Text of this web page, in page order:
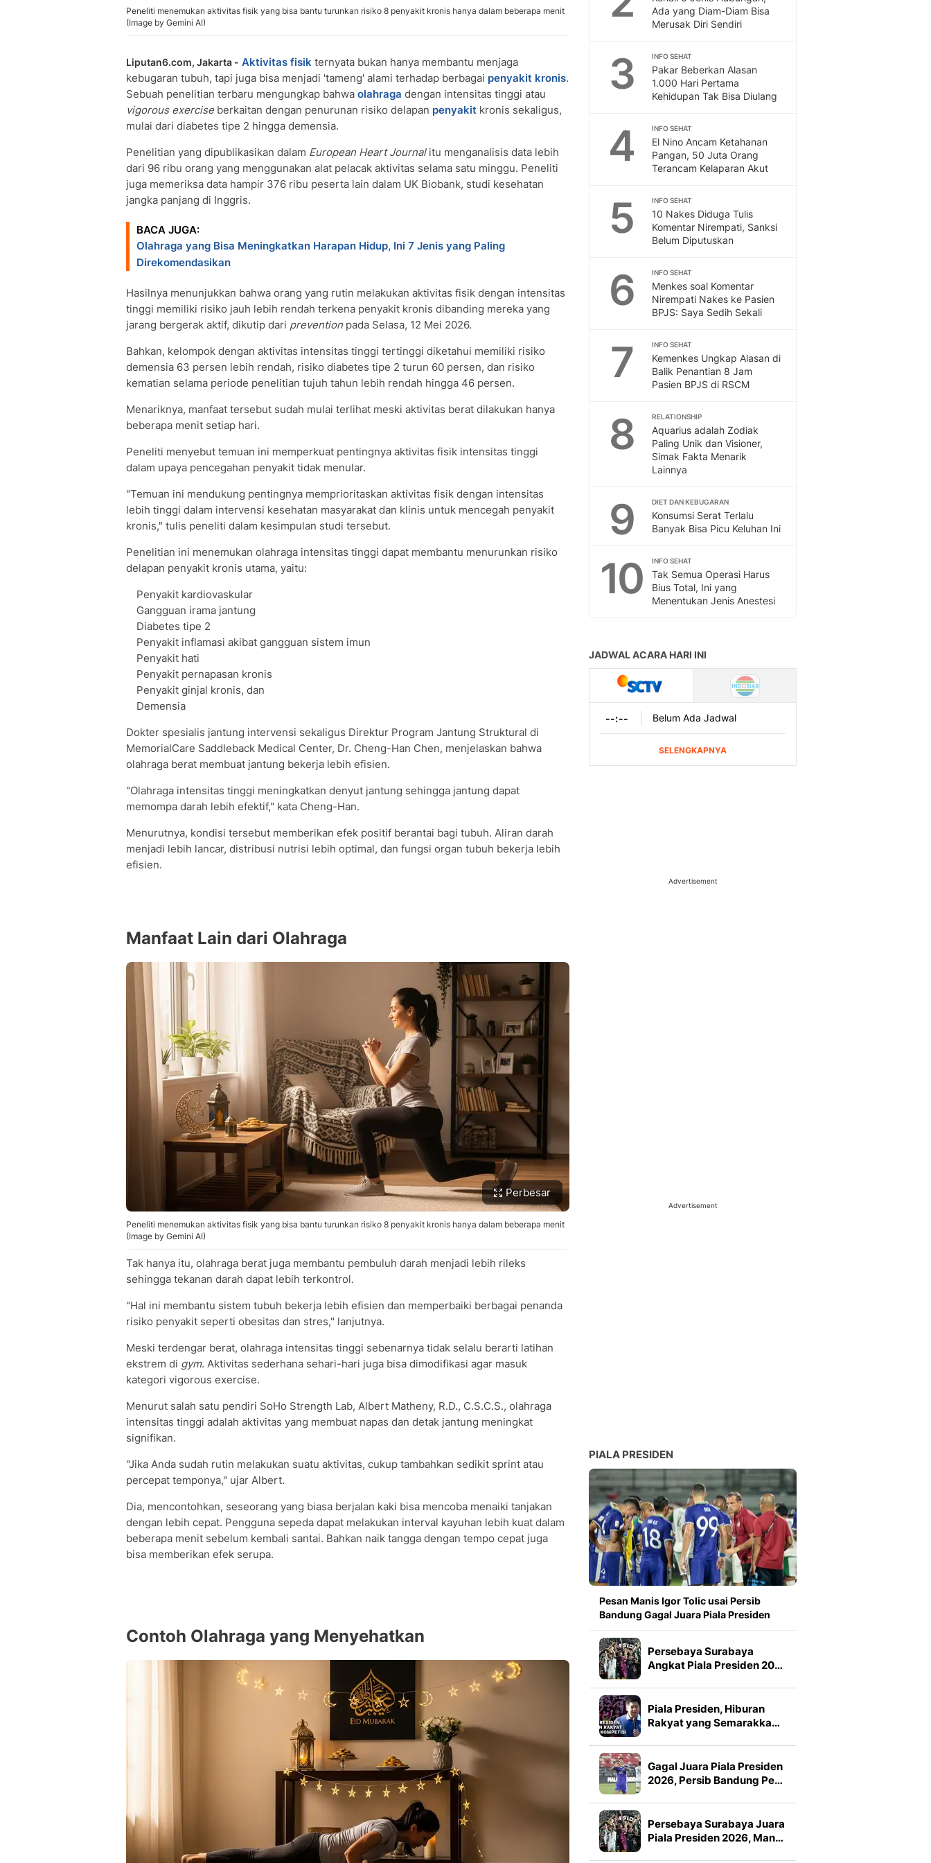
Peneliti menemukan aktivitas fisik yang bisa bantu turunkan risiko 8 penyakit kronis hanya dalam beberapa menit
(Image by Gemini AI)
Liputan6.com, Jakarta - Aktivitas fisik ternyata bukan hanya membantu menjaga
kebugaran tubuh, tapi juga bisa menjadi 'tameng' alami terhadap berbagai penyakit kronis.
Sebuah penelitian terbaru mengungkap bahwa olahraga dengan intensitas tinggi atau
vigorous exerciseberkaitan dengan penurunan risiko delapan penyakit kronis sekaligus,
mulai dari diabetes tipe 2 hingga demensia.
Penelitian yang dipublikasikan dalam European Heart Journalitu menganalisis data lebih
dari 96 ribu orang yang menggunakan alat pelacak aktivitas selama satu minggu. Peneliti
juga memeriksa data hampir 376 ribu peserta lain dalam UK Biobank, studi kesehatan
jangka panjang di Inggris.
BACA JUGA:
Olahraga yang Bisa Meningkatkan Harapan Hidup, Ini 7 Jenis yang Paling
Direkomendasikan
Hasilnya menunjukkan bahwa orang yang rutin melakukan aktivitas fisik dengan intensitas
tinggi memiliki risiko jauh lebih rendah terkena penyakit kronis dibanding mereka yang
jarang bergerak aktif, dikutip dari prevention pada Selasa, 12 Mei 2026.
Bahkan, kelompok dengan aktivitas intensitas tinggi tertinggi diketahui memiliki risiko
demensia 63 persen lebih rendah, risiko diabetes tipe 2 turun 60 persen, dan risiko
kematian selama periode penelitian tujuh tahun lebih rendah hingga 46 persen.
Menariknya, manfaat tersebut sudah mulai terlihat meski aktivitas berat dilakukan hanya
beberapa menit setiap hari.
Peneliti menyebut temuan ini memperkuat pentingnya aktivitas fisik intensitas tinggi
dalam upaya pencegahan penyakit tidak menular.
"Temuan ini mendukung pentingnya memprioritaskan aktivitas fisik dengan intensitas
lebih tinggi dalam intervensi kesehatan masyarakat dan klinis untuk mencegah penyakit
kronis," tulis peneliti dalam kesimpulan studi tersebut.
Penelitian ini menemukan olahraga intensitas tinggi dapat membantu menurunkan risiko
delapan penyakit kronis utama, yaitu:
Penyakit kardiovaskular
Gangguan irama jantung
Diabetes tipe 2
Penyakit inflamasi akibat gangguan sistem imun
Penyakit hati
Penyakit pernapasan kronis
Penyakit ginjal kronis, dan
Demensia
Dokter spesialis jantung intervensi sekaligus Direktur Program Jantung Struktural di
MemorialCare Saddleback Medical Center, Dr. Cheng-Han Chen, menjelaskan bahwa
olahraga berat membuat jantung bekerja lebih efisien.
"Olahraga intensitas tinggi meningkatkan denyut jantung sehingga jantung dapat
memompa darah lebih efektif," kata Cheng-Han.
Menurutnya, kondisi tersebut memberikan efek positif berantai bagi tubuh. Aliran darah
menjadi lebih lancar, distribusi nutrisi lebih optimal, dan fungsi organ tubuh bekerja lebih
efisien.
Manfaat Lain dari Olahraga
Perbesar
Peneliti menemukan aktivitas fisik yang bisa bantu turunkan risiko 8 penyakit kronis hanya dalam beberapa menit
(Image by Gemini AI)
Tak hanya itu, olahraga berat juga membantu pembuluh darah menjadi lebih rileks
sehingga tekanan darah dapat lebih terkontrol.
"Hal ini membantu sistem tubuh bekerja lebih efisien dan memperbaiki berbagai penanda
risiko penyakit seperti obesitas dan stres," lanjutnya.
Meski terdengar berat, olahraga intensitas tinggi sebenarnya tidak selalu berarti latihan
ekstrem di gym. Aktivitas sederhana sehari-hari juga bisa dimodifikasi agar masuk
kategori vigorous exercise.
Menurut salah satu pendiri SoHo Strength Lab, Albert Matheny, R.D., C.S.C.S., olahraga
intensitas tinggi adalah aktivitas yang membuat napas dan detak jantung meningkat
signifikan.
"Jika Anda sudah rutin melakukan suatu aktivitas, cukup tambahkan sedikit sprint atau
percepat temponya," ujar Albert.
Dia, mencontohkan, seseorang yang biasa berjalan kaki bisa mencoba menaiki tanjakan
dengan lebih cepat. Pengguna sepeda dapat melakukan interval kayuhan lebih kuat dalam
beberapa menit sebelum kembali santai. Bahkan naik tangga dengan tempo cepat juga
bisa memberikan efek serupa.
Contoh Olahraga yang Menyehatkan
Ada yang Diam-Diam Bisa
Merusak Diri Sendiri
3 INFO SEHAT
Pakar Beberkan Alasan
1.000 Hari Pertama
Kehidupan Tak Bisa Diulang
4 INFO SEHAT
El Nino Ancam Ketahanan
Pangan, 50 Juta Orang
Terancam Kelaparan Akut
5 INFO SEHAT
10 Nakes Diduga Tulis
Komentar Nirempati, Sanksi
Belum Diputuskan
6 INFO SEHAT
Menkes soal Komentar
Nirempati Nakes ke Pasien
BPJS: Saya Sedih Sekali
7 INFO SEHAT
Kemenkes Ungkap Alasan di
Balik Penantian 8 Jam
Pasien BPJS di RSCM
8 RELATIONSHIP
Aquarius adalah Zodiak
Paling Unik dan Visioner,
Simak Fakta Menarik
Lainnya
9 DIET DAN KEBUGARAN
Konsumsi Serat Terlalu
Banyak Bisa Picu Keluhan Ini
10 INFO SEHAT
Tak Semua Operasi Harus
Bius Total, Ini yang
Menentukan Jenis Anestesi
Advertisement
Advertisement
PIALA PRESIDEN
Pesan Manis Igor Tolic usai Persib
Bandung Gagal Juara Piala Presiden
Persebaya Surabaya
Angkat Piala Presiden 20…
Piala Presiden, Hiburan
Rakyat yang Semarakka…
Gagal Juara Piala Presiden
2026, Persib Bandung Pe…
Persebaya Surabaya Juara
Piala Presiden 2026, Man…